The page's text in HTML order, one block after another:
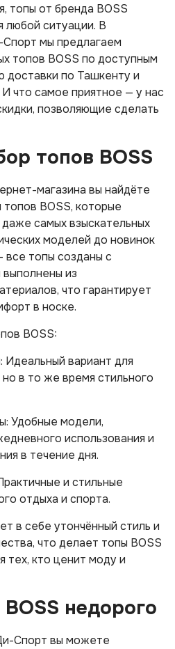
топы от бренда BOSS
любой ситуации. В
мы предлагаем
топов BOSS по доступным
по Ташкенту и
что самое приятное — у нас
позволяющие сделать
топов BOSS
магазина вы найдёте
BOSS, которые
самых взыскательных
моделей до новинок
все топы созданы с
из
что гарантирует
в носке.
BOSS:
Идеальный вариант для
но в то же время стильного
Удобные модели,
использования и
в течение дня.
и стильные
отдыха и спорта.
в себе утончённый стиль и
что делает топы BOSS
тех, кто ценит моду и
недорого
Спорт вы можете